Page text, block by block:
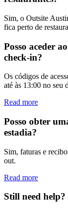
Sim, o Outsite
fica perto de
Posso aceder
check-in?
Os códigos de
até às 13:00 no seu
Read more
Posso obter
estadia?
Sim, faturas e
out.
Read more
Still need help?